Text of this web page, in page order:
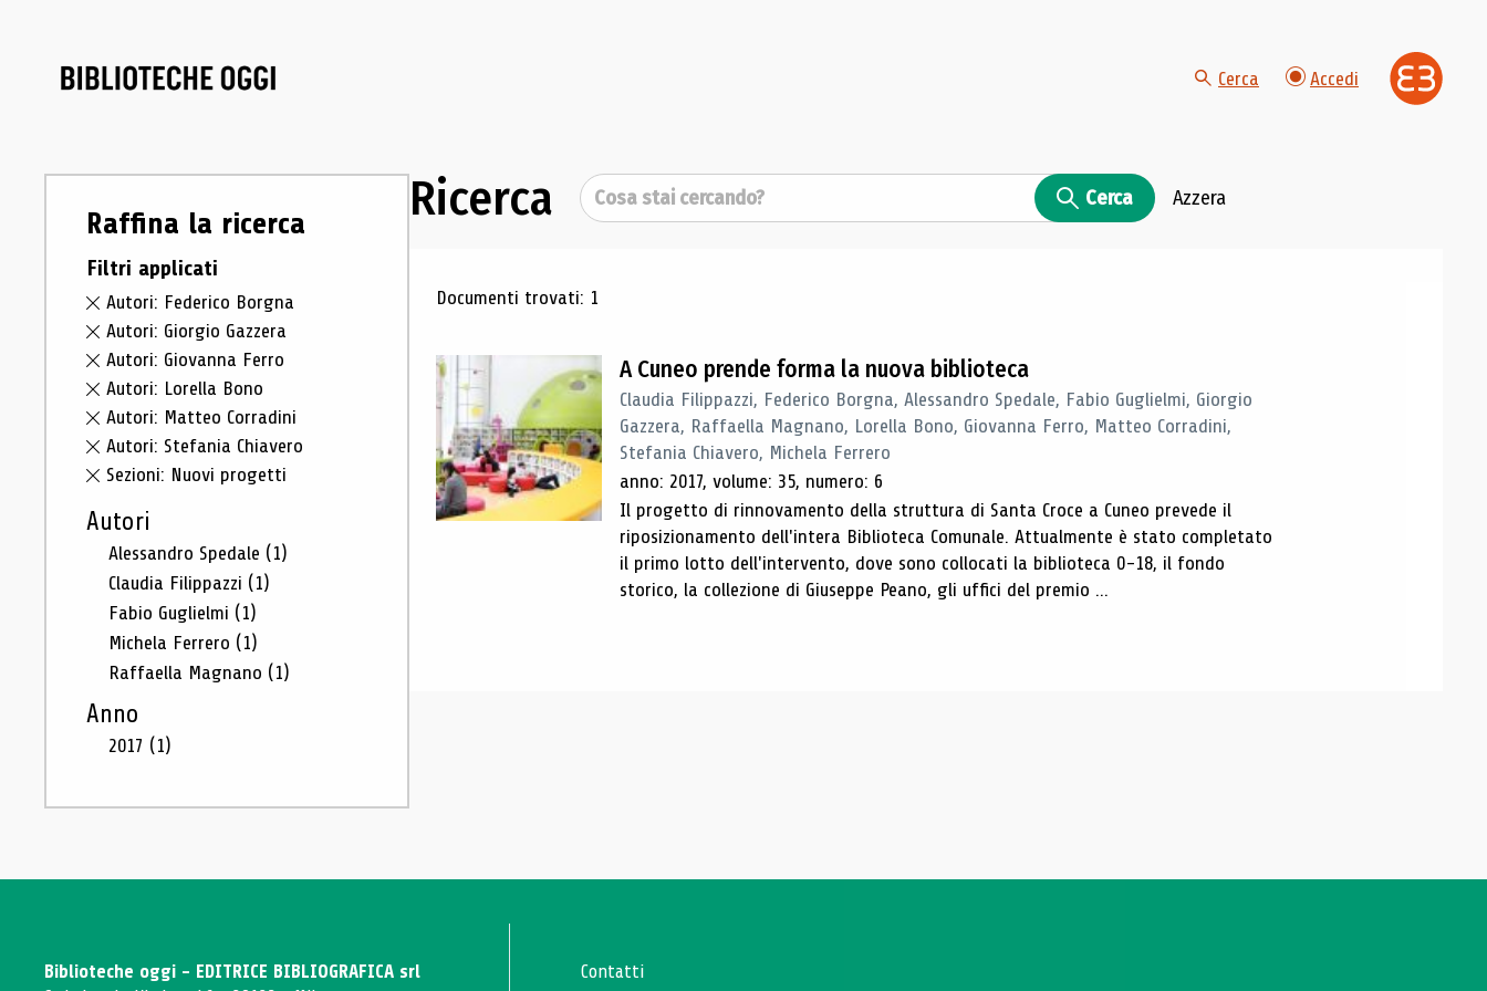
Cerca Accedi
Raffina la ricerca
Filtri applicati
Autori: Federico Borgna
Autori: Giorgio Gazzera
Autori: Giovanna Ferro
Autori: Lorella Bono
Autori: Matteo Corradini
Autori: Stefania Chiavero
Sezioni: Nuovi progetti
Autori
Alessandro Spedale (1)
Claudia Filippazzi (1)
Fabio Guglielmi (1)
Michela Ferrero (1)
Raffaella Magnano (1)
Anno
2017 (1)
Ricerca Cerca Cerca Azzera
Risultati di ricerca
Documenti trovati: 1
A Cuneo prende forma la nuova biblioteca
Claudia Filippazzi, Federico Borgna, Alessandro Spedale, Fabio Guglielmi, Giorgio
Gazzera, Raffaella Magnano, Lorella Bono, Giovanna Ferro, Matteo Corradini,
Stefania Chiavero, Michela Ferrero
anno: 2017, volume: 35, numero: 6
Il progetto di rinnovamento della struttura di Santa Croce a Cuneo prevede il
riposizionamento dell'intera Biblioteca Comunale. Attualmente è stato completato
il primo lotto dell'intervento, dove sono collocati la biblioteca 0-18, il fondo
storico, la collezione di Giuseppe Peano, gli uffici del premio ...
Biblioteche oggi - EDITRICE BIBLIOGRAFICA srl
Contatti